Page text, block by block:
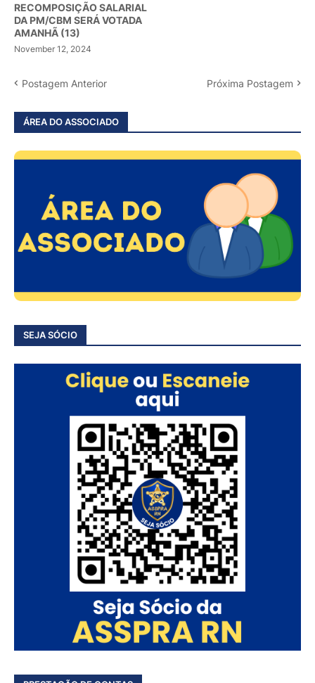
RECOMPOSIÇÃO SALARIAL
DA PM/CBM SERÁ VOTADA
AMANHÃ (13)
November 12, 2024
Postagem Anterior Próxima Postagem
ÁREA DO ASSOCIADO
SEJA SÓCIO